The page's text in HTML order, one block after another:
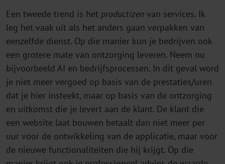
Een tweede trend is het productizen van services. Ik
leg het vaak uit als het anders gaan verpakken van
eenzelfde dienst. Op die manier kun je bedrijven ook
een grotere mate van ontzorging leveren. Neem nu
bijvoorbeeld AI en bedrijfsprocessen. In dit geval word
je niet meer vergoed op basis van de prestaties/uren
dat je hier insteekt, maar op basis van de ontzorging
en uitkomst die je levert aan de klant. De klant die
een website laat bouwen betaalt dan niet meer per
uur voor de ontwikkeling van de applicatie, maar voor
de nieuwe functionaliteiten die hij krijgt. Op die